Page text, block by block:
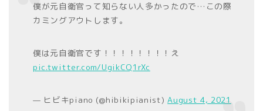
僕が元自衛官って知らない人多かったので…この際
カミングアウトします。
僕は元自衛官です！！！！！！！！え
pic.twitter.com/UgikCQ1rXc
— ヒビキpiano (@hibikipianist)August 4, 2021